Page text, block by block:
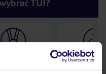
30 lat w